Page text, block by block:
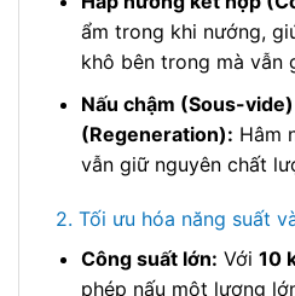
ẩm trong khi nướng,
khô bên trong mà vẫn
Nấu chậm (Sous-
(Regeneration): Hâm
vẫn giữ nguyên chất
2. Tối ưu hóa năng suất
Công suất lớn: Với 10
phép nấu một lượng